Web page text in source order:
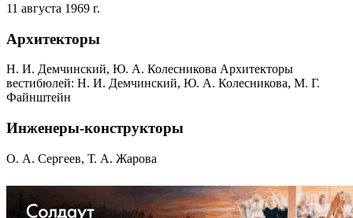
11 августа 1969 г.
Архитекторы
Н. И. Демчинский, Ю. А. Колесникова Архитекторы
вестибюлей: Н. И. Демчинский, Ю. А. Колесникова, М. Г.
Файнштейн
Инженеры-конструкторы
О. А. Сергеев, Т. А. Жарова